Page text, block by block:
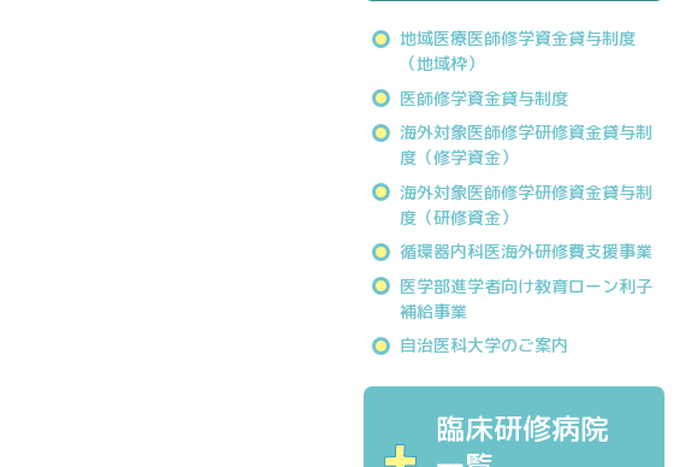
地域医療医師修学資金貸与制度
（地域枠）
医師修学資金貸与制度
海外対象医師修学研修資金貸与制
度（修学資金）
海外対象医師修学研修資金貸与制
度（研修資金）
循環器内科医海外研修費支援事業
医学部進学者向け教育ローン利子
補給事業
自治医科大学のご案内
臨床研修病院